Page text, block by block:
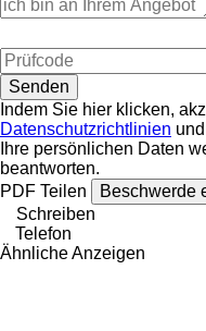
Indem Sie hier klicken,
Datenschutzrichtlinien und
Ihre persönlichen Daten
beantworten.
PDF Teilen
Beschwerde
Schreiben
Telefon
Ähnliche Anzeigen